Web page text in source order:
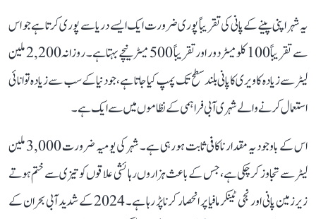
یہ شہر اپنی پینے کے پانی کی تقریباً پوری ضرورت ایک ایسے دریا سے پوری کرتا ہے جو اس
سے تقریباً 100 کلومیٹر دور اور تقریباً 500 میٹر نیچے بہتا ہے۔ روزانہ 2,200 ملین
لیٹر سے زیادہ کاویری کا پانی بلند سطح تک پمپ کیا جاتا ہے، جو دنیا کے سب سے زیادہ توانائی
استعمال کرنے والے شہری آبی فراہمی کے نظاموں میں سے ایک ہے۔
اس کے باوجود یہ مقدار ناکافی ثابت ہو رہی ہے۔ شہر کی یومیہ ضرورت 3,000 ملین
لیٹر سے تجاوز کر چکی ہے، جس کے باعث ہزاروں رہائشی علاقوں کو تیزی سے ختم ہوتے
زیرزمین پانی اور نجی ٹینکر مافیا پر انحصار کرنا پڑ رہا ہے۔ 2024 کے شدید آبی بحران کے